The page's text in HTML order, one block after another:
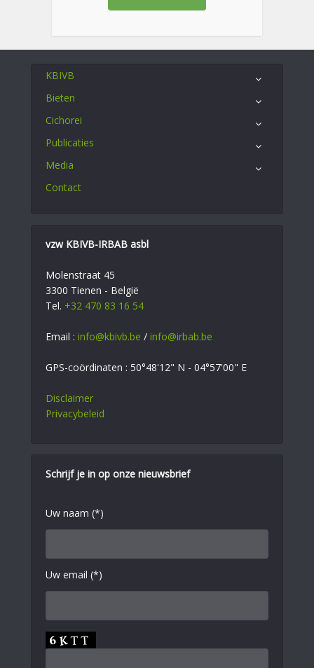
KBIVB
Bieten
Cichorei
Publicaties
Media
Contact
vzw KBIVB-IRBAB asbl
Molenstraat 45
3300 Tienen - België
Tel. +32 470 83 16 54
Email : info@kbivb.be / info@irbab.be
GPS-coördinaten : 50°48'12" N - 04°57'00" E
Disclaimer
Privacybeleid
Schrijf je in op onze nieuwsbrief
Uw naam (*)
Uw email (*)